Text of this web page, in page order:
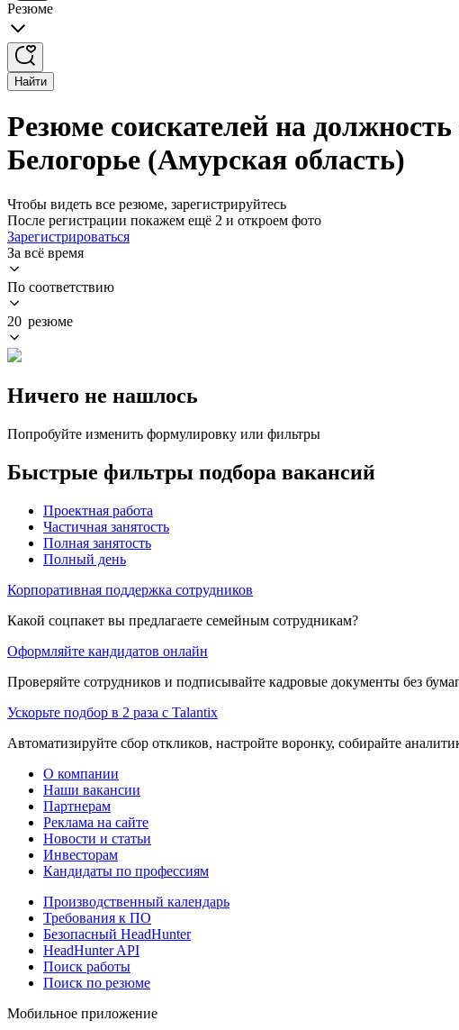
Резюме
Найти
Резюме соискателей на
Белогорье (Амурская область)
Чтобы видеть все резюме, зарегистрируйтесь
После регистрации покажем ещё 2 и откроем фото
Зарегистрироваться
За всё время
По соответствию
20 резюме
Ничего не нашлось
Попробуйте изменить формулировку или фильтры
Быстрые фильтры подбора вакансий
Проектная работа
Частичная занятость
Полная занятость
Полный день
Корпоративная поддержка сотрудников
Какой соцпакет вы предлагаете семейным сотрудникам?
Оформляйте кандидатов онлайн
Проверяйте сотрудников и подписывайте кадровые документы без
Ускорьте подбор в 2 раза с Talantix
Автоматизируйте сбор откликов, настройте воронку, собирайте
О компании
Наши вакансии
Партнерам
Реклама на сайте
Новости и статьи
Инвесторам
Кандидаты по профессиям
Производственный календарь
Требования к ПО
Безопасный HeadHunter
HeadHunter API
Поиск работы
Поиск по резюме
Мобильное приложение